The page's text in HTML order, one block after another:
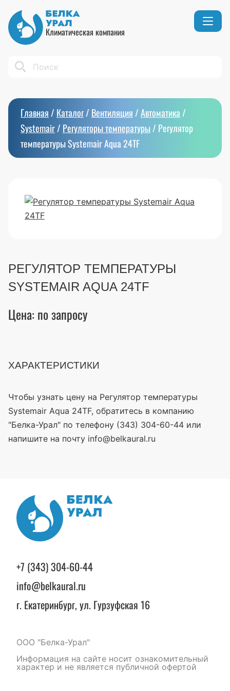
Климатическая компания
Search
Главная / Каталог/ Вентиляция /Автоматика /
Systemair/ Регуляторы температуры/ Регулятор
температуры Systemair Aqua 24TF
РЕГУЛЯТОР ТЕМПЕРАТУРЫ
SYSTEMAIR AQUA 24TF
Цена: по запросу
ХАРАКТЕРИСТИКИ
Чтобы узнать цену на Регулятор температуры
Systemair Aqua 24TF, обратитесь в компанию
"Белка-Урал" по телефону (343) 304-60-44 или
напишите на почту info@belkaural.ru
+7 (343) 304-60-44
info@belkaural.ru
г. Екатеринбург, ул. Гурзуфская 16
ООО "Белка-Урал"
Информация на сайте носит ознакомительный
характер и не является публичной офертой
Кондиционеры
Вентиляция
Тепловое оборудование
Реквизиты
Сертификаты